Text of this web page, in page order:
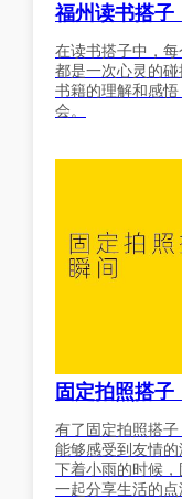
福州读书搭子
在读书搭子中，
都是一次心灵的
书籍的理解和感
会。
固定拍照搭子
有了固定拍照搭
能够感受到友情
下着小雨的时候，
一起分享生活的点